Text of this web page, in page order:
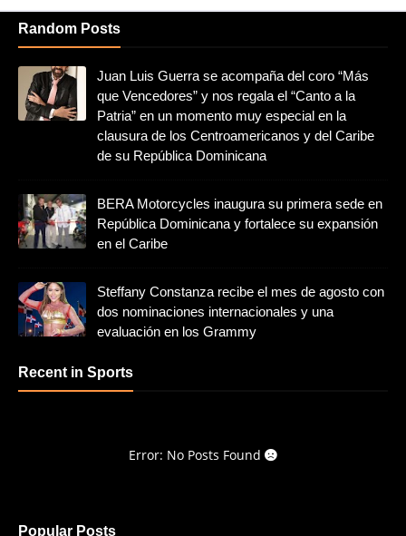
Random Posts
Juan Luis Guerra se acompaña del coro “Más
que Vencedores” y nos regala el “Canto a la
Patria” en un momento muy especial en la
clausura de los Centroamericanos y del Caribe
de su República Dominicana
BERA Motorcycles inaugura su primera sede en
República Dominicana y fortalece su expansión
en el Caribe
Steffany Constanza recibe el mes de agosto con
dos nominaciones internacionales y una
evaluación en los Grammy
Recent in Sports
Error: No Posts Found
Popular Posts